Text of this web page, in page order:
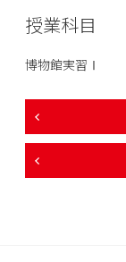
授業科目
博物館実習Ⅰ